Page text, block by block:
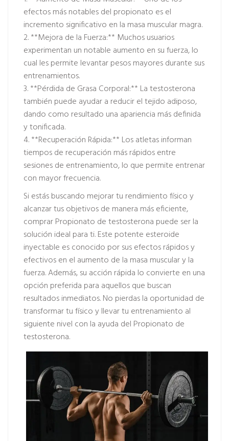
efectos más notables del propionato es el
incremento significativo en la masa muscular magra.
2. **Mejora de la Fuerza:** Muchos usuarios
experimentan un notable aumento en su fuerza, lo
cual les permite levantar pesos mayores durante sus
entrenamientos.
3. **Pérdida de Grasa Corporal:** La testosterona
también puede ayudar a reducir el tejido adiposo,
dando como resultado una apariencia más definida
y tonificada.
4. **Recuperación Rápida:** Los atletas informan
tiempos de recuperación más rápidos entre
sesiones de entrenamiento, lo que permite entrenar
con mayor frecuencia.
Si estás buscando mejorar tu rendimiento físico y
alcanzar tus objetivos de manera más eficiente,
comprar Propionato de testosterona puede ser la
solución ideal para ti. Este potente esteroide
inyectable es conocido por sus efectos rápidos y
efectivos en el aumento de la masa muscular y la
fuerza. Además, su acción rápida lo convierte en una
opción preferida para aquellos que buscan
resultados inmediatos. No pierdas la oportunidad de
transformar tu físico y llevar tu entrenamiento al
siguiente nivel con la ayuda del Propionato de
testosterona.